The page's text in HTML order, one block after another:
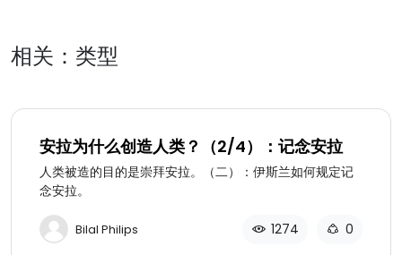
相关：类型
安拉为什么创造人类？（2/4）：记念安拉
人类被造的目的是崇拜安拉。（二）：伊斯兰如何规定记
念安拉。
Bilal Philips 1274 0